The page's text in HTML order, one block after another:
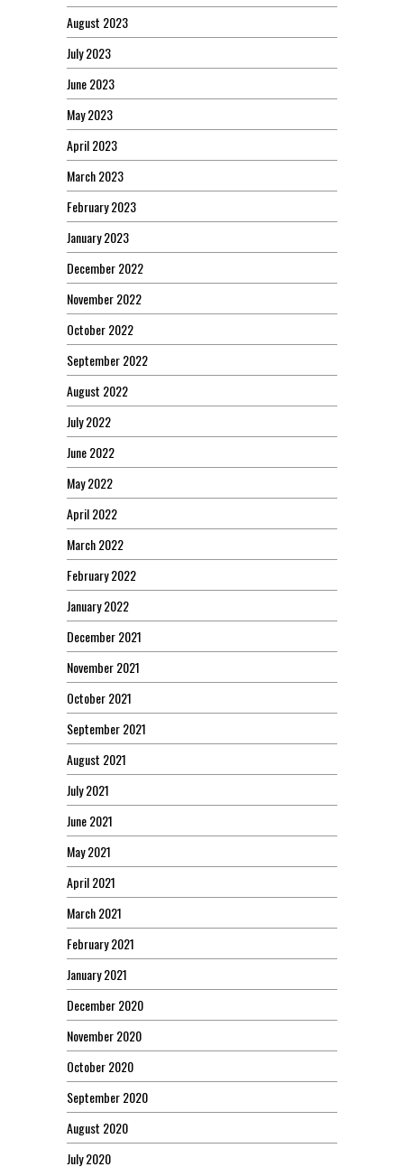
August 2023
July 2023
June 2023
May 2023
April 2023
March 2023
February 2023
January 2023
December 2022
November 2022
October 2022
September 2022
August 2022
July 2022
June 2022
May 2022
April 2022
March 2022
February 2022
January 2022
December 2021
November 2021
October 2021
September 2021
August 2021
July 2021
June 2021
May 2021
April 2021
March 2021
February 2021
January 2021
December 2020
November 2020
October 2020
September 2020
August 2020
July 2020